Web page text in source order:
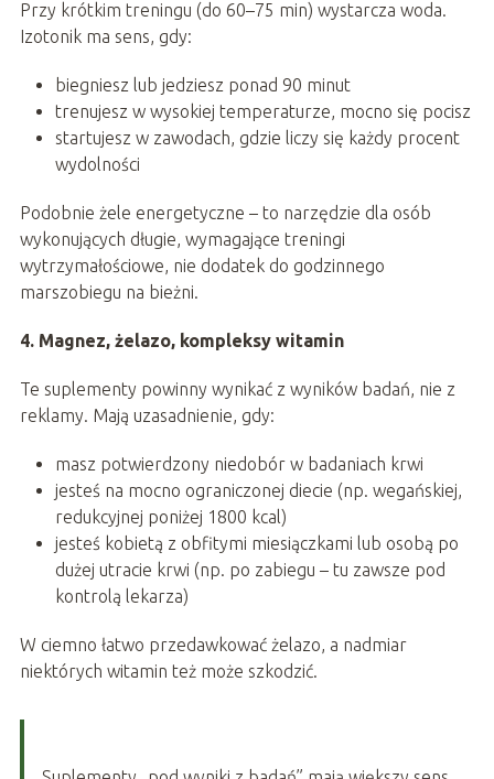
Przy krótkim treningu (do 60–75 min) wystarcza woda.
Izotonik ma sens, gdy:
biegniesz lub jedziesz ponad 90 minut
trenujesz w wysokiej temperaturze, mocno się pocisz
startujesz w zawodach, gdzie liczy się każdy procent
wydolności
Podobnie żele energetyczne – to narzędzie dla osób
wykonujących długie, wymagające treningi
wytrzymałościowe, nie dodatek do godzinnego
marszobiegu na bieżni.
4. Magnez, żelazo, kompleksy witamin
Te suplementy powinny wynikać z wyników badań, nie z
reklamy. Mają uzasadnienie, gdy:
masz potwierdzony niedobór w badaniach krwi
jesteś na mocno ograniczonej diecie (np. wegańskiej,
redukcyjnej poniżej 1800 kcal)
jesteś kobietą z obfitymi miesiączkami lub osobą po
dużej utracie krwi (np. po zabiegu – tu zawsze pod
kontrolą lekarza)
W ciemno łatwo przedawkować żelazo, a nadmiar
niektórych witamin też może szkodzić.